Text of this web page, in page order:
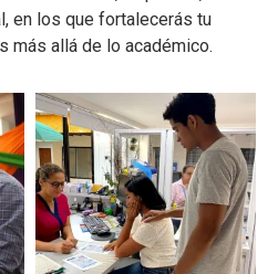
en los que fortalecerás tu
más allá de lo académico.